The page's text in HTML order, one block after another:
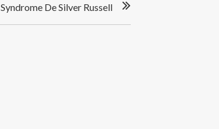
Syndrome De Silver Russell